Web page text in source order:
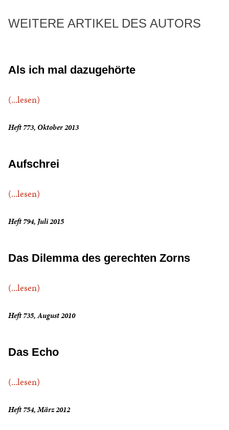
WEITERE ARTIKEL DES AUTORS
Als ich mal dazugehörte
(...lesen)
Heft 773, Oktober 2013
Aufschrei
(...lesen)
Heft 794, Juli 2015
Das Dilemma des gerechten Zorns
(...lesen)
Heft 735, August 2010
Das Echo
(...lesen)
Heft 754, März 2012